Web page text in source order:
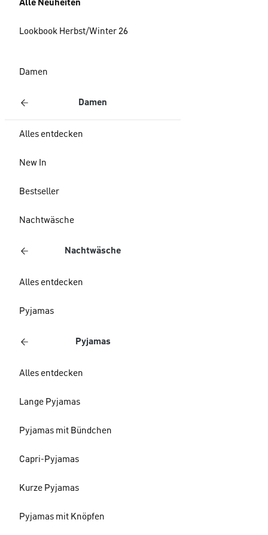
Alle Neuheiten
Lookbook Herbst/Winter 26
Damen
Damen
Alles entdecken
New In
Bestseller
Nachtwäsche
Nachtwäsche
Alles entdecken
Pyjamas
Pyjamas
Alles entdecken
Lange Pyjamas
Pyjamas mit Bündchen
Capri-Pyjamas
Kurze Pyjamas
Pyjamas mit Knöpfen